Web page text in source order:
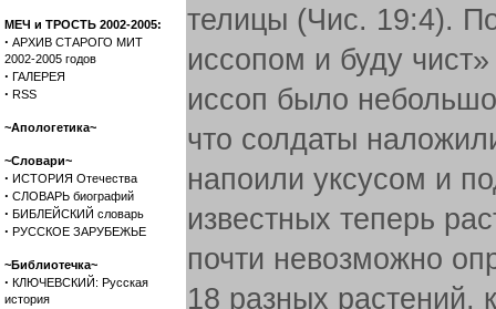
МЕЧ и ТРОСТЬ 2002-2005:
· АРХИВ СТАРОГО МИТ
2002-2005 годов
· ГАЛЕРЕЯ
· RSS
~Апологетика~
~Словари~
· ИСТОРИЯ Отечества
· СЛОВАРЬ биографий
· БИБЛЕЙСКИЙ словарь
· РУССКОЕ ЗАРУБЕЖЬЕ
~Библиотечка~
· КЛЮЧЕВСКИЙ: Русская
история
телицы (Чис. 19:4).
иссопом и буду
иссоп было
что солдаты
напоили уксусом и
известных теперь
почти невозможно
18 разных растений,